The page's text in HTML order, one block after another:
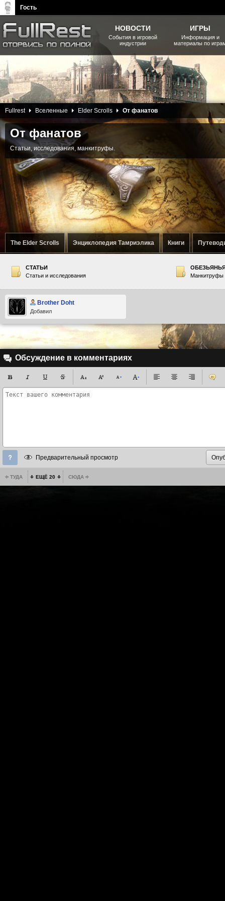
18 Декабря 2014
The Elder Scrolls Энциклопедия Тамриэлика Книги
От фанатов
Статьи, исследования, манкитруфы.
Fullrest Вселенные Elder Scrolls От фанатов
СТАТЬИ
Статьи и исследования
Манкитруфы
Brother Doht
Добавил
Обсуждение в комментариях
Предварительный просмотр
ТУДА ЕЩЁ 20 СЮДА
Bethesda Softworks - статьи,
новости, дополнения
НОВОСТИ
События в игровой
индустрии
ИГРЫ
Информация и
материалы по
Гость